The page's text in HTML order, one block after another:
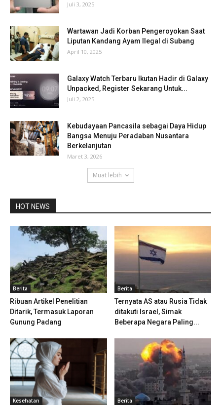
Juli 3, 2025
Wartawan Jadi Korban Pengeroyokan Saat
Liputan Kandang Ayam Ilegal di Subang
April 10, 2025
Galaxy Watch Terbaru Ikutan Hadir di Galaxy
Unpacked, Register Sekarang Untuk...
Juli 2, 2025
Kebudayaan Pancasila sebagai Daya Hidup
Bangsa Menuju Peradaban Nusantara
Berkelanjutan
Maret 3, 2026
Muat lebih
HOT NEWS
Berita
Ribuan Artikel Penelitian
Ditarik, Termasuk Laporan
Gunung Padang
Berita
Ternyata AS atau Rusia Tidak
ditakuti Israel, Simak
Beberapa Negara Paling...
Kesehatan Berita